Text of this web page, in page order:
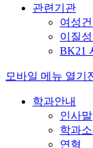
관련기관
여성
이질
BK21
모바일 메뉴 열기
학과안내
인사말
학과소
연혁